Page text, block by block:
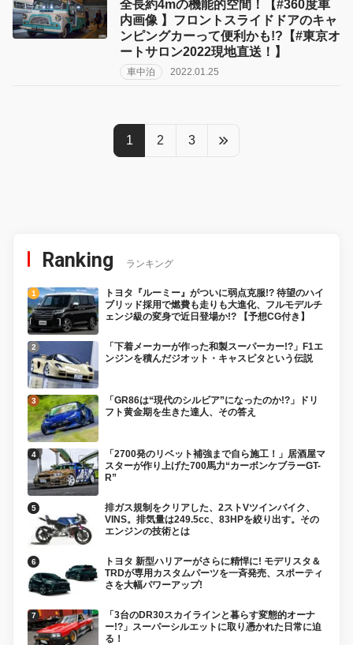
全長約4mの機能的空間！【#360度車
内画像 】フロントスライドドアのキャ
ンピングカーって便利かも!?【#東京オ
ートサロン2022現地直送！】
車中泊 2022.01.25
1 2 3
Ranking ランキング
トヨタ『ルーミー』がついに弱点克服!? 待望のハイ
ブリッド採用で燃費も走りも大進化、フルモデルチ
ェンジ級の変身で近日登場か!? 【予想CG付き】
「下着メーカーが作った和製スーパーカー!?」F1エ
ンジンを積んだジオット・キャスピタという伝説
「GR86は“現代のシルビア”になったのか!?」ドリ
フト黄金期を生きた達人、その答え
「2700発のリベット補強まで自ら施工！」居酒屋マ
スターが作り上げた700馬力“カーボンケブラーGT-
R”
排ガス規制をクリアした、2ストVツインバイク、
VINS。排気量は249.5cc、83HPを絞り出す。その
エンジンの技術とは
トヨタ 新型ハリアーがさらに精悍に! モデリスタ＆
TRDが専用カスタムパーツを一斉発売、スポーティ
さを大幅パワーアップ!
「3台のDR30スカイラインと暮らす変態的オーナ
ー!?」スーパーシルエットに取り憑かれた日常に迫
る！